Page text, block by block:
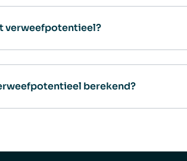
verweefpotentieel?
berekend?